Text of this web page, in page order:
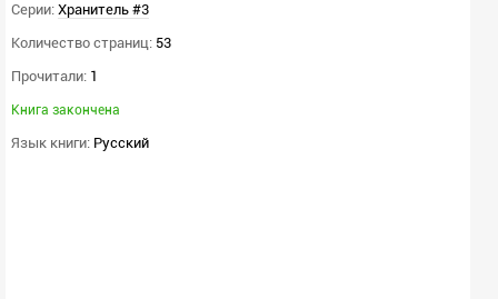
Серии: Хранитель #3
Количество страниц: 53
Прочитали: 1
Книга закончена
Язык книги: Русский